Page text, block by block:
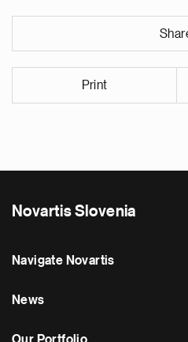
Print
Novartis Slovenia
Navigate Novartis
News